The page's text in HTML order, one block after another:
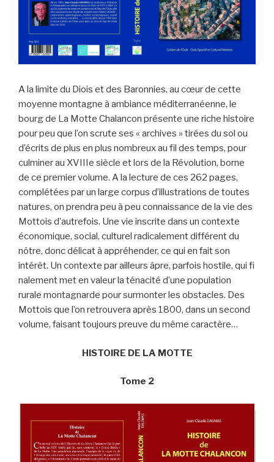
A la limite du Diois et des Baronnies, au cœur de cette
moyenne montagne à ambiance méditerranéenne, le
bourg de La Motte Chalancon présente une riche histoire
pour peu que l’on scrute ses « archives » tirées du sol ou
d’écrits de plus en plus nombreux au fil des temps, pour
culminer au XVIIIe siècle et lors de la Révolution, borne
de ce premier volume. A la lecture de ces 262 pages,
complétées par un large corpus d’illustrations de toutes
natures, on prendra peu à peu connaissance de la vie des
Mottois d’autrefois. Une vie inscrite dans un contexte
économique, social, culturel radicalement différent du
nôtre, donc délicat à appréhender, ce qui en fait son
intérêt. Un contexte par ailleurs âpre, parfois hostile, qui fi
nalement met en valeur la ténacité d’une population
rurale montagnarde pour surmonter les obstacles. Des
Mottois que l’on retrouvera après 1800, dans un second
volume, faisant toujours preuve du même caractère…
HISTOIRE DE LA MOTTE
Tome 2